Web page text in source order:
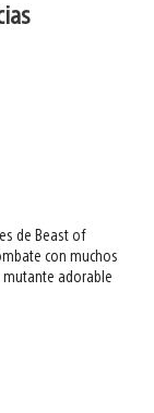
de Beast of
con muchos
adorable